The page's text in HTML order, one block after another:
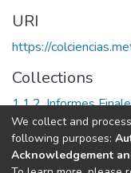
URI
https://
Collections
1.1.2. Informes
Full item page
We collect and
following purposes:
Acknowledgement